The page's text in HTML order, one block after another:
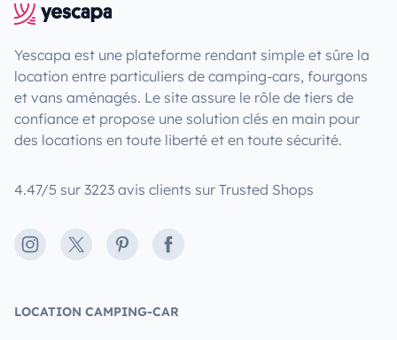
Yescapa est une plateforme rendant simple et sûre la
location entre particuliers de camping-cars, fourgons
et vans aménagés. Le site assure le rôle de tiers de
confiance et propose une solution clés en main pour
des locations en toute liberté et en toute sécurité.
4.47/5 sur 3223 avis clients sur Trusted Shops
Instagram
X PinterestFacebook
LOCATION CAMPING-CAR